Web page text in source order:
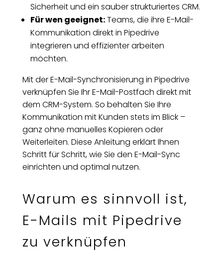
Sicherheit und ein sauber strukturiertes CRM.
Für wen geeignet:Teams, die ihre E-Mail-
Kommunikation direkt in Pipedrive
integrieren und effizienter arbeiten
möchten.
Mit der E-Mail-Synchronisierung in Pipedrive
verknüpfen Sie Ihr E-Mail-Postfach direkt mit
dem CRM-System. So behalten Sie Ihre
Kommunikation mit Kunden stets im Blick –
ganz ohne manuelles Kopieren oder
Weiterleiten. Diese Anleitung erklärt Ihnen
Schritt für Schritt, wie Sie den E-Mail-Sync
einrichten und optimal nutzen.
Warum es sinnvoll ist,
E-Mails mit Pipedrive
zu verknüpfen